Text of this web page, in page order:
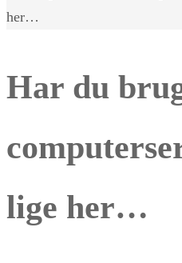
her…
Har du
lige her…